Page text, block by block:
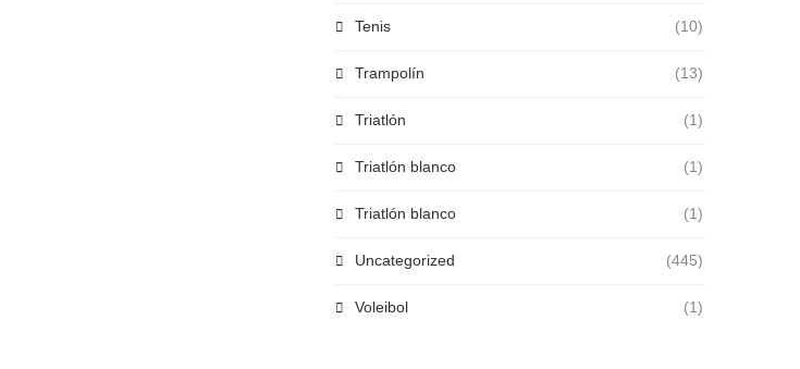
Tenis (10)
Trampolín (13)
Triatlón (1)
Triatlón blanco (1)
Triatlón blanco (1)
Uncategorized (445)
Voleibol (1)